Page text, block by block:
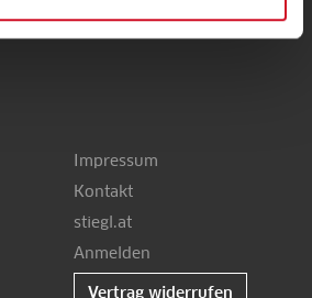
Impressum
Kontakt
stiegl.at
Anmelden
Vertrag widerrufen